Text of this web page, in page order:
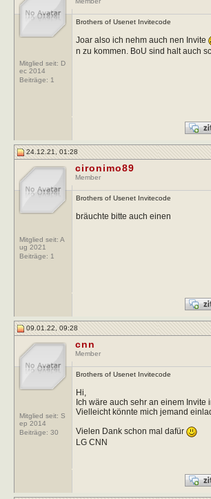
Mitglied seit: D
ec 2014
Beiträge: 1
Brothers of Usenet Invitecode
Joar also ich nehm auch nen Invite
n zu kommen. BoU sind halt auch
24.12.21, 01:28
Mitglied seit: A
ug 2021
Beiträge: 1
cironimo89
Member
Brothers of Usenet Invitecode
bräuchte bitte auch einen
09.01.22, 09:28
Mitglied seit: S
ep 2014
Beiträge: 30
cnn
Member
Brothers of Usenet Invitecode
Hi,
Ich wäre auch sehr an einem Invite
Vielleicht könnte mich jemand
Vielen Dank schon mal dafür
LG CNN